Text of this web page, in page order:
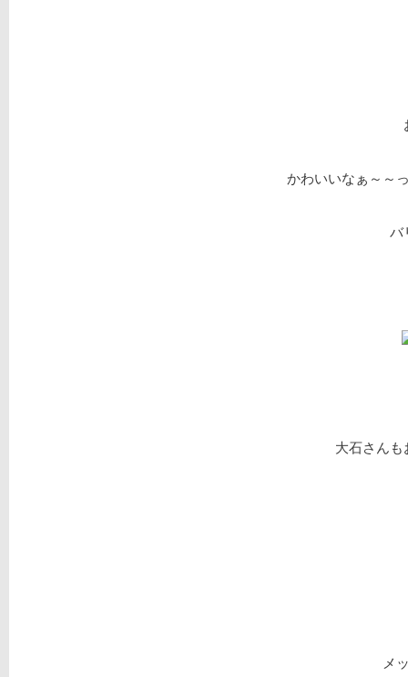
かわいいなぁ～～
バ
大石さん
メ